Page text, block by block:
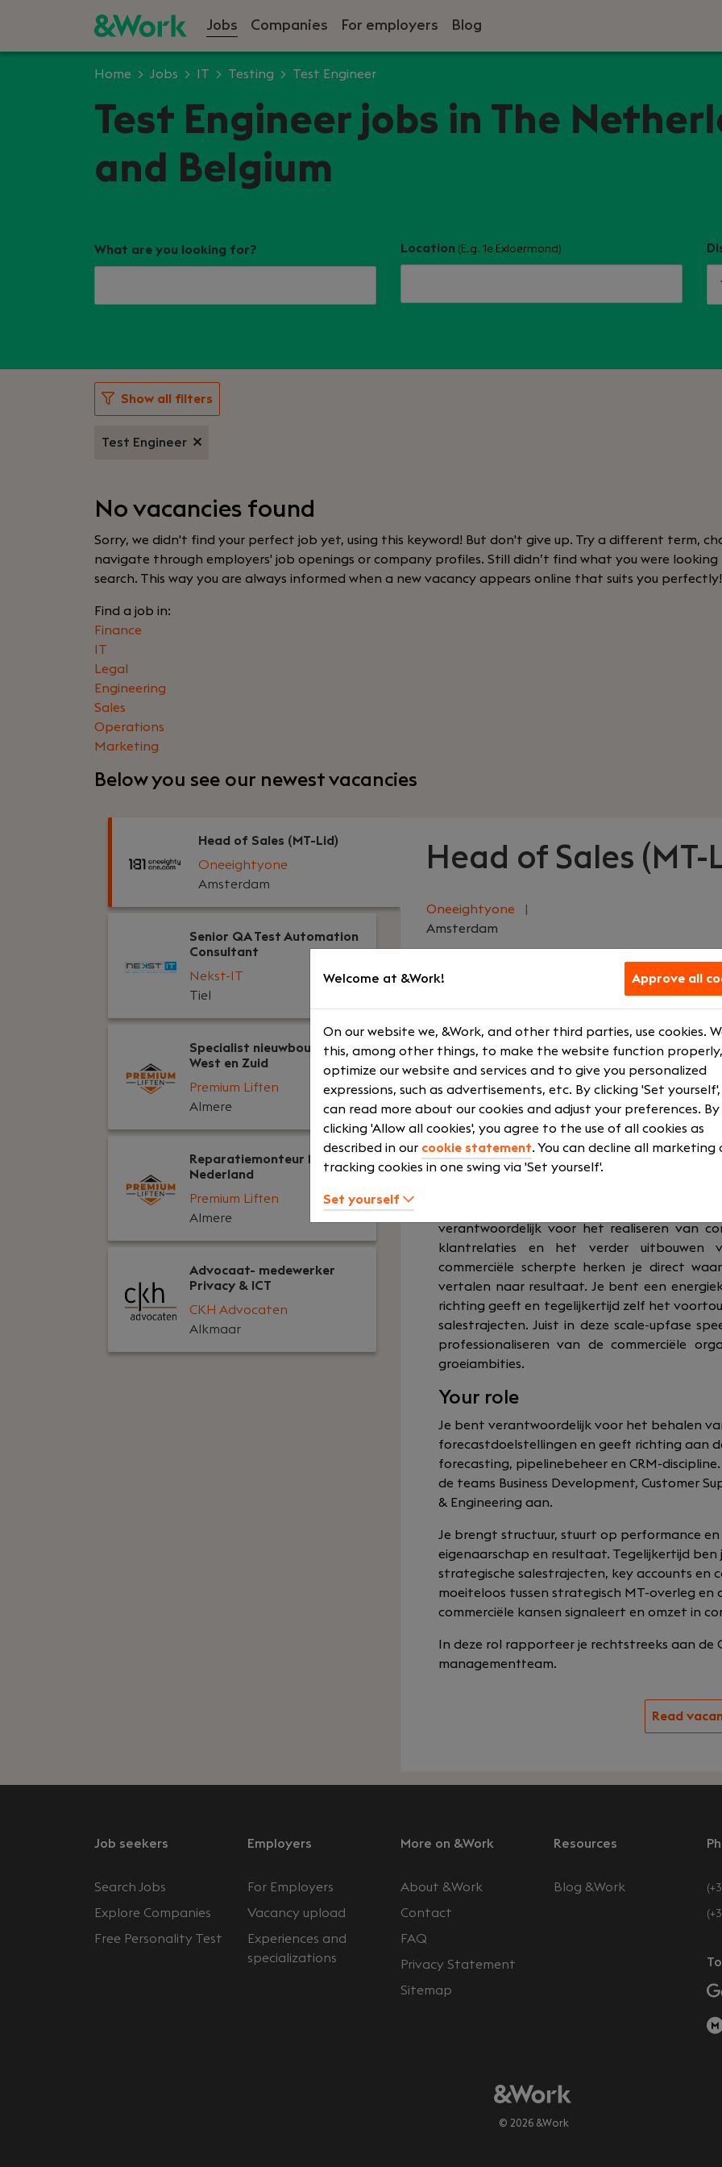
Jobs Companies For employers Blog
Home Jobs IT Testing Test Engineer
Test Engineer jobs in The
and Belgium
What are you looking for? Location (E.g. 1e Exloërmond)
Show all filters
Test Engineer
No vacancies found
Sorry, we didn't find your perfect job yet, using this keyword! But don't give up. Try a different term,
navigate through employers' job openings or company profiles. Still didn’t find what you were
search. This way you are always informed when a new vacancy appears online that suits you perfectly!
Find a job in:
Finance
IT
Legal
Engineering
Sales
Operations
Marketing
Below you see our newest vacancies
Head of Sales (MT-Lid)
Oneeightyone
Amsterdam
Senior QA Test Automation
Consultant
Nekst-IT
Tiel
Specialist nieuwbouw regio
West en Zuid
Premium Liften
Almere
Reparatiemonteur Midden-
Nederland
Premium Liften
Almere
Advocaat- medewerker
Privacy & ICT
CKH Advocaten
Alkmaar
Head of Sales (MT-
Oneeightyone
Amsterdam
Your role
Senior
Fulltime
What we
Bonus scheme
Company car
Lunch
Show more
Als Head of Sales (MT-lid) vervul je een
verantwoordelijk voor het realiseren van
klantrelaties en het verder uitbouwen
commerciële scherpte herken je direct
vertalen naar resultaat. Je bent een
richting geeft en tegelijkertijd zelf het
salestrajecten.Juist in deze scale-upfase
professionaliseren van de commerciële
groeiambities.
Your role
Je bent verantwoordelijk voor het behalen
forecastdoelstellingen en geeft richting aan
forecasting, pipelinebeheer en CRM-
de teams Business Development, Customer
& Engineering aan.
Je brengt structuur, stuurt op performance
eigenaarschap en resultaat. Tegelijkertijd
strategische salestrajecten, key accounts en
moeiteloos tussen strategisch MT-overleg en
commerciële kansen signaleert en omzet in
In deze rol rapporteer je rechtstreeks aan de
managementteam.
Read
Job seekers
Search Jobs
Explore Companies
Free Personality Test
Employers
For Employers
Vacancy upload
Experiences and
specializations
More on &Work
About &Work
Contact
FAQ
Privacy Statement
Sitemap
Resources
Blog &Work
© 2026 &Work
Welcome at &Work! Approve all
On our website we, &Work, and other third parties, use cookies.
this, among other things, to make the website function
optimize our website and services and to give you personalized
expressions, such as advertisements, etc. By clicking 'Set
can read more about our cookies and adjust your preferences. By
clicking 'Allow all cookies', you agree to the use of all cookies as
described in our cookie statement. You can decline all marketing
tracking cookies in one swing via 'Set yourself'.
Set yourself